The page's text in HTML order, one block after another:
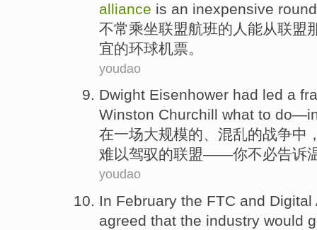
alliance is an inexpensive
不常乘坐联盟航班的人 能从联盟
宜的环球机票 。
youdao
Dwight Eisenhower had led a
Winston Churchill what to do—
在一场大规模的、 混乱的战争中
难以驾驭的联盟——你不必告诉
youdao
In February the FTC and Digital
agreed that the industry would